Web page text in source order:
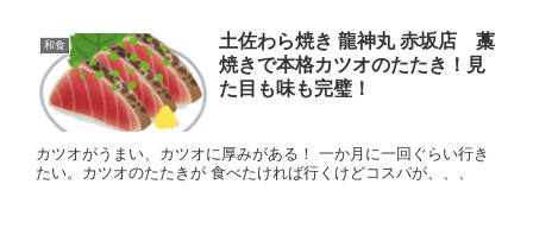
和食
土佐わら焼き 龍神丸 赤坂店 藁
焼きで本格カツオのたたき！見
た目も味も完璧！
カツオがうまい、カツオに厚みがある！ 一か月に一回ぐらい行き
たい。カツオのたたきが 食べたければ行くけどコスパが、、、